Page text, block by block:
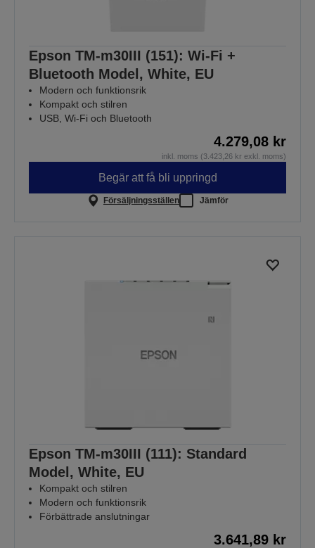
Epson TM-m30III (151): Wi-Fi +
Bluetooth Model, White, EU
Modern och funktionsrik
Kompakt och stilren
USB, Wi-Fi och Bluetooth
4.279,08 kr
inkl. moms (3.423,26 kr exkl. moms)
Begär att få bli uppringd
Försäljningsställen Jämför
Epson TM-m30III (111): Standard
Model, White, EU
Kompakt och stilren
Modern och funktionsrik
Förbättrade anslutningar
3.641,89 kr